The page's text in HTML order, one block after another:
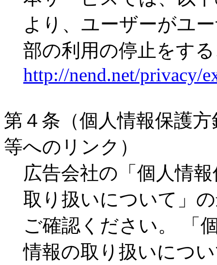
より、ユーザーがユ
部の利用の停止をす
http://nend.net/privacy/
第４条（個人情報保護
等へのリンク）
広告会社の「個人情
取り扱いについて」
ご確認ください。 「
情報の取り扱いにつ